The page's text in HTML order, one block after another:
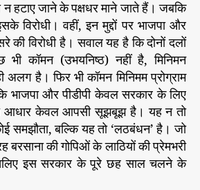
न हटाए जाने के पक्षधर माने जाते हैं। जबकि
विरोधी। वहीं, इन मुद्दों पर भाजपा और
की विरोधी है। सवाल यह है कि दोनों दलों
कॉमन (उभयनिष्ठ) नहीं है, मिनिमन
अलग है। फिर भी कॉमन मिनिमम प्रोग्राम
भाजपा और पीडीपी केवल सरकार के लिए
आधार केवल आपसी सूझबूझ है। यह न तो
समझौता, बल्कि यह तो ‘लठबंधन’ है। जो
बरसाना की गोपिओं के लाठियों की प्रेमभरी
इस सरकार के पूरे छह साल चलने के